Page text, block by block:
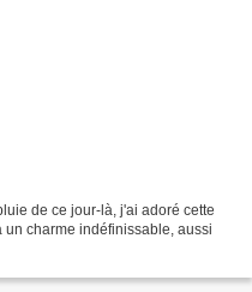
de ce jour-là, j'ai adoré cette
charme indéfinissable, aussi